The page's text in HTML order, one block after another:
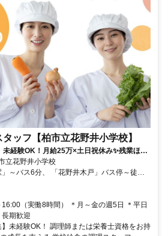
ッフ【柏市立花野井小学校】
未経験OK！月給25万×土日祝休み✨残業ほぼ
昇給あり✅賞与あり
立花野井小学校
（実働8時間） ＊月～金の週5日 ＊平日
期歓迎
未経験OK！ 調理師または栄養士資格をお持